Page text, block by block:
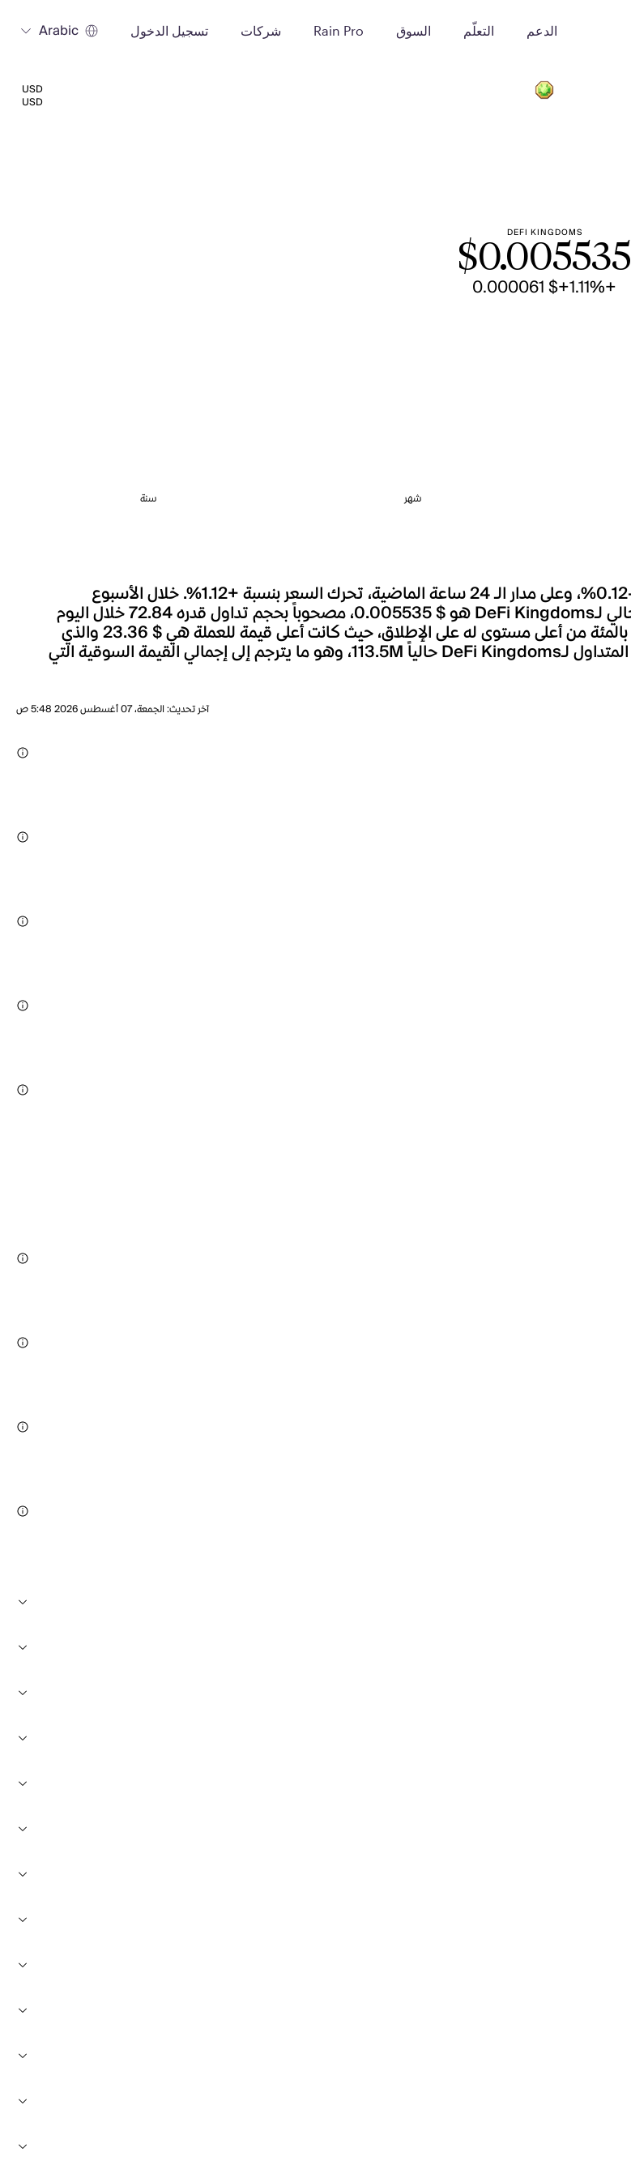
الدعم التعلّم السوق Rain Pro شركات تسجيل الدخول Arabic
USD
USD
DEFI KINGDOMS
$0.005535
+1.11%
+$ 0.000061
شهر سنة
شهد سعر DeFi Kingdoms خلال الساعة الماضية تغييراً بنسبة -0.12%، وعلى مدار الـ 24 ساعة الماضية، تحرك السعر بنسبة +1.12%. خلال الأسبوع
الماضي، تحرك سعر DeFi Kingdoms بنسبة +3.75%. السعر الحالي لـDeFi Kingdoms هو $ 0.005535، مصحوباً بحجم تداول قدره 72.84 خلال اليوم
الأخير. يعد السعر الحالي لـDeFi Kingdoms أقل بنسبة 99.98% بالمئة من أعلى مستوى له على الإطلاق، حيث كانت أعلى قيمة للعملة هي $ 23.36 والذي
يعد أعلى سعر حققته DeFi Kingdoms منذ إطلاقها. يبلغ العرض المتداول لـDeFi Kingdoms حالياً 113.5M، وهو ما يترجم إلى إجمالي القيمة السوقية التي
آخر تحديث:الجمعة، 07 أغسطس 2026 5:48 ص